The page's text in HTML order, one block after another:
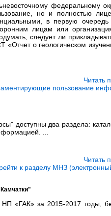
федеральному
но и полностью
в первую очередь
лицам или
следует ли
о геологическом
Читать
пользование
доступны два раздела:
...
Читать
к разделу МНЗ
НП «ГАК» за 2015-2017 годы,